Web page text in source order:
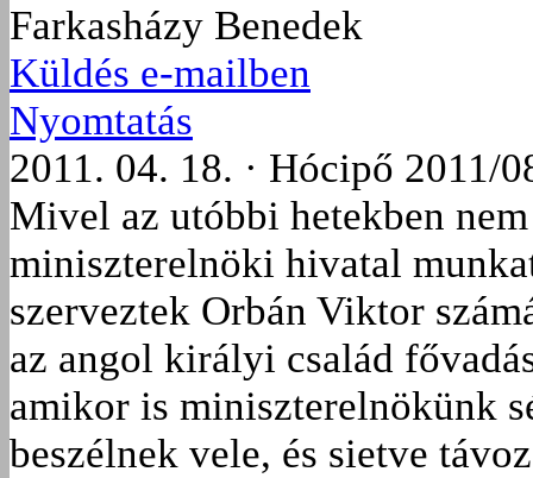
Farkasházy Benedek
Küldés e-mailben
Nyomtatás
2011. 04. 18. · Hócipő 2011/
Mivel az utóbbi hetekben
miniszterelnöki hivatal
szerveztek Orbán Viktor
az angol királyi család
amikor is miniszterelnökünk
beszélnek vele, és sietve